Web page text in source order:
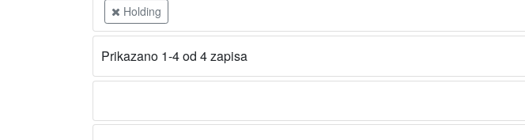
Holding
Prikazano 1-4 od 4 zapisa